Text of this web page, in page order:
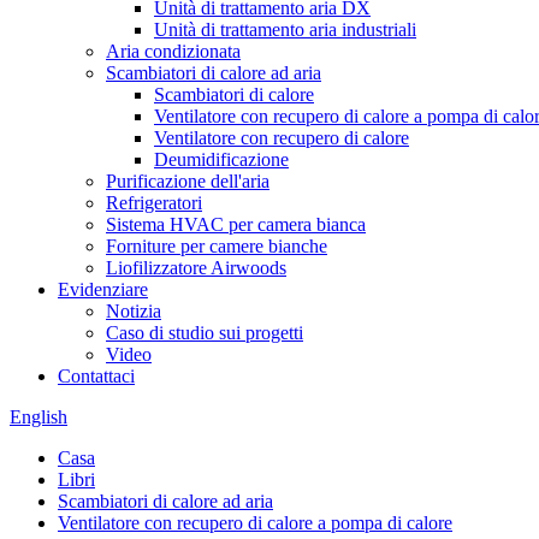
Unità di trattamento aria DX
Unità di trattamento aria industriali
Aria condizionata
Scambiatori di calore ad aria
Scambiatori di calore
Ventilatore con recupero di calore a pompa di
Ventilatore con recupero di calore
Deumidificazione
Purificazione dell'aria
Refrigeratori
Sistema HVAC per camera bianca
Forniture per camere bianche
Liofilizzatore Airwoods
Evidenziare
Notizia
Caso di studio sui progetti
Video
Contattaci
English
Casa
Libri
Scambiatori di calore ad aria
Ventilatore con recupero di calore a pompa di calore